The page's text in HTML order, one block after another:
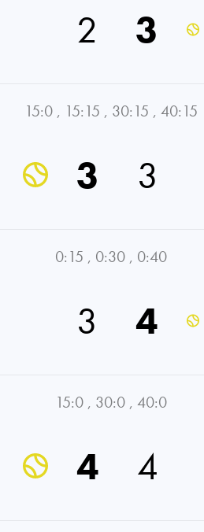
2 3
15:0 , 15:15 , 30:15 , 40:15
3 3
0:15 , 0:30 , 0:40
3 4
15:0 , 30:0 , 40:0
4 4